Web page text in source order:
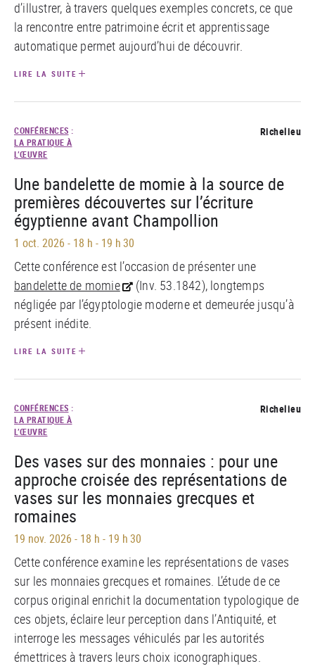
d’illustrer, à travers quelques exemples concrets, ce que
la rencontre entre patrimoine écrit et apprentissage
automatique permet aujourd’hui de découvrir.
LIRE LA SUITE
CONFÉRENCES :
LA PRATIQUE À
L’ŒUVRE
Richelieu
Une bandelette de momie à la source de
premières découvertes sur l’écriture
égyptienne avant Champollion
1 oct. 2026 - 18 h - 19 h 30
Cette conférence est l’occasion de présenter une
bandelette de momie
(Inv. 53.1842), longtemps
négligée par l’égyptologie moderne et demeurée jusqu’à
présent inédite.
LIRE LA SUITE
CONFÉRENCES :
LA PRATIQUE À
L’ŒUVRE
Richelieu
Des vases sur des monnaies : pour une
approche croisée des représentations de
vases sur les monnaies grecques et
romaines
19 nov. 2026 - 18 h - 19 h 30
Cette conférence examine les représentations de vases
sur les monnaies grecques et romaines. L’étude de ce
corpus original enrichit la documentation typologique de
ces objets, éclaire leur perception dans l’Antiquité, et
interroge les messages véhiculés par les autorités
émettrices à travers leurs choix iconographiques.